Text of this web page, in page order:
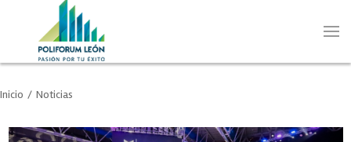
Inicio / Noticias